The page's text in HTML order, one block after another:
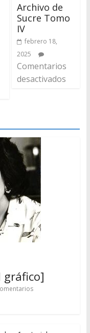
Archivo de
Sucre Tomo
IV
febrero 18,
2025
Comentarios
desactivados
gráfico]